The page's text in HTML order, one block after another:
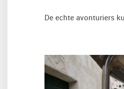
De echte avonturiers